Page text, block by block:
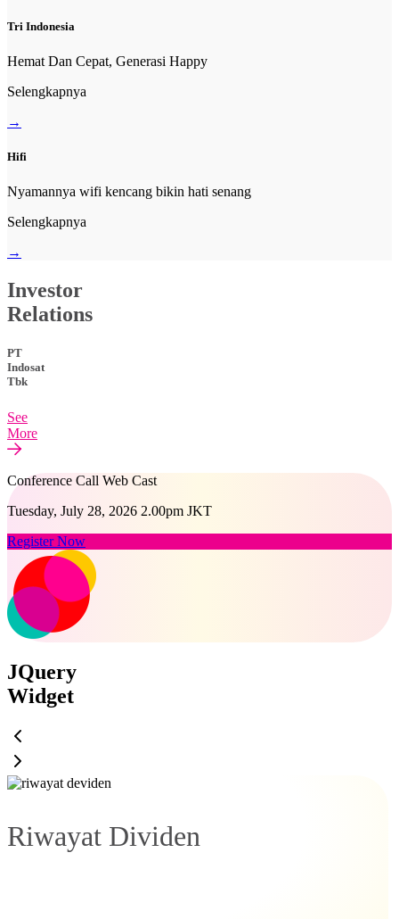
Tri Indonesia
Hemat Dan Cepat, Generasi Happy
Selengkapnya
→
Hifi
Nyamannya wifi kencang bikin hati senang
Selengkapnya
→
Investor
Relations
PT
Indosat
Tbk
See
More
Conference Call Web Cast
Tuesday, July 28, 2026 2.00pm JKT
Register Now
JQuery
Widget
Riwayat Dividen